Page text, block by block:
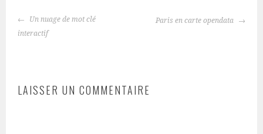
NAVIGATION
DES
Un nuage de mot clé
interactif
Paris en carte opendata
LAISSER UN COMMENTAIRE